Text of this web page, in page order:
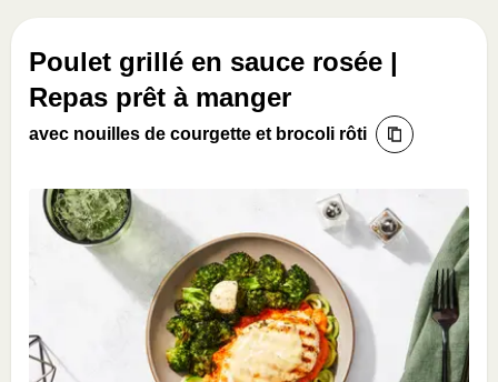
Poulet grillé en sauce rosée |
Repas prêt à manger
avec nouilles de courgette et brocoli rôti